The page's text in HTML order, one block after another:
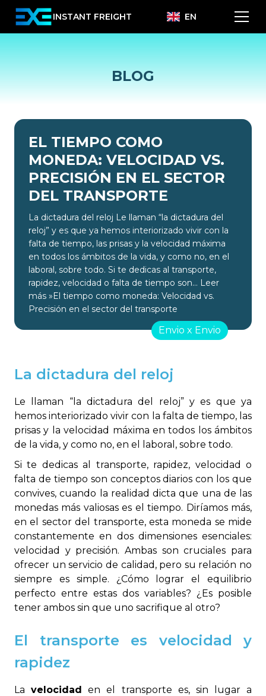
INSTANT FREIGHT EN
BLOG
EL TIEMPO COMO
MONEDA: VELOCIDAD VS.
PRECISIÓN EN EL SECTOR
DEL TRANSPORTE
La dictadura del reloj Le llaman “la dictadura del
reloj” y es que ya hemos interiorizado vivir con la
falta de tiempo, las prisas y la velocidad máxima
en todos los ámbitos de la vida, y como no, en el
laboral, sobre todo. Si te dedicas al transporte,
rapidez, velocidad o falta de tiempo son… Leer
más »El tiempo como moneda: Velocidad vs.
Precisión en el sector del transporte
Envio x Envio
La dictadura del reloj
Le llaman “la dictadura del reloj” y es que ya
hemos interiorizado vivir con la falta de tiempo, las
prisas y la velocidad máxima en todos los ámbitos
de la vida, y como no, en el laboral, sobre todo.
Si te dedicas al transporte, rapidez, velocidad o
falta de tiempo son conceptos diarios con los que
convives, cuando la realidad dicta que una de las
monedas más valiosas es el tiempo. Diríamos más,
en el sector del transporte, esta moneda se mide
constantemente en dos dimensiones esenciales:
velocidad y precisión. Ambas son cruciales para
ofrecer un servicio de calidad, pero su relación no
siempre es simple. ¿Cómo lograr el equilibrio
perfecto entre estas dos variables? ¿Es posible
tener ambos sin que uno sacrifique al otro?
El transporte es velocidad y
rapidez
Lavelocidad en el transporte es, sin lugar a